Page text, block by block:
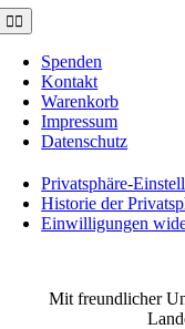
Toggle
Navigation
Spenden
Kontakt
Warenkorb
Impressum
Datenschutz
Privatsphäre-
Historie der
Einwilligungen
Mit freundlicher